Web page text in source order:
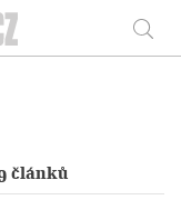
článků